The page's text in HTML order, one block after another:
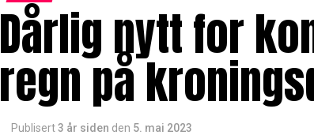
Dårlig nytt for
regn på
Publisert3 år siden den 5. mai 2023